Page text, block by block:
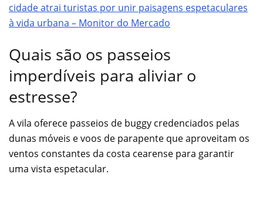
cidade atrai turistas por unir paisagens espetaculares
à vida urbana – Monitor do Mercado
Quais são os passeios
imperdíveis para aliviar o
estresse?
A vila oferece passeios de buggy credenciados pelas
dunas móveis e voos de parapente que aproveitam os
ventos constantes da costa cearense para garantir
uma vista espetacular.